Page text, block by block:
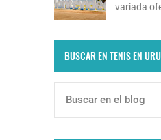
variada
BUSCAR EN TENIS EN